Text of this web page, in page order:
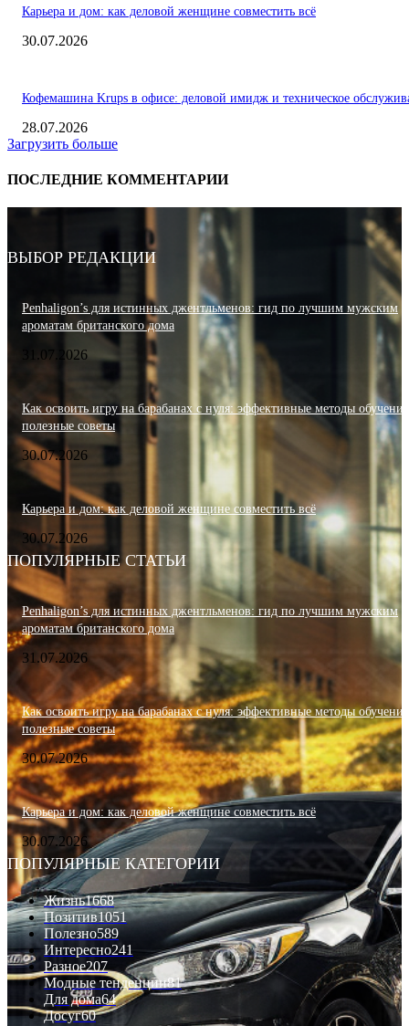
Карьера и дом: как деловой женщине совместить всё
30.07.2026
Кофемашина Krups в офисе: деловой имидж и техническое
28.07.2026
Загрузить больше
ПОСЛЕДНИЕ КОММЕНТАРИИ
ВЫБОР РЕДАКЦИИ
Penhaligon’s для истинных джентльменов: гид по лучшим мужским
ароматам британского дома
31.07.2026
Как освоить игру на барабанах с нуля: эффективные методы
полезные советы
30.07.2026
Карьера и дом: как деловой женщине совместить всё
30.07.2026
ПОПУЛЯРНЫЕ СТАТЬИ
Penhaligon’s для истинных джентльменов: гид по лучшим мужским
ароматам британского дома
31.07.2026
Как освоить игру на барабанах с нуля: эффективные методы
полезные советы
30.07.2026
Карьера и дом: как деловой женщине совместить всё
30.07.2026
ПОПУЛЯРНЫЕ КАТЕГОРИИ
Жизнь1668
Позитив1051
Полезно589
Интересно241
Разное207
Модные тенденции81
Для дома64
Досуг60